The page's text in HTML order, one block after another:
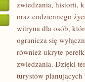
zwiedzania, historii,
oraz codziennego
witryna dla osób,
ogranicza się
również ukryte
zwiedzania. Dzięki
turystów